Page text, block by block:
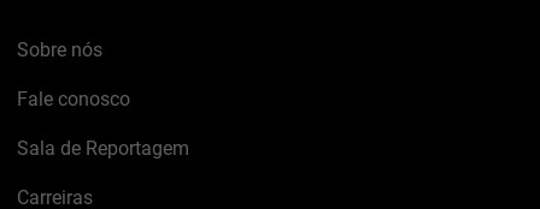
Sobre nós
Fale conosco
Sala de Reportagem
Carreiras